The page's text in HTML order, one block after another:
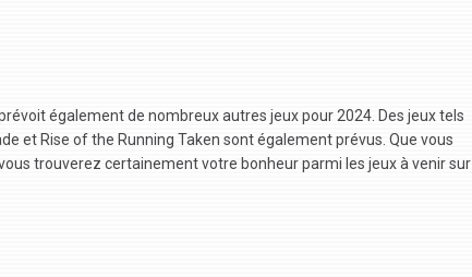
également de nombreux autres jeux pour 2024. Des jeux tels
et Rise of the Running Taken sont également prévus. Que vous
trouverez certainement votre bonheur parmi les jeux à venir sur